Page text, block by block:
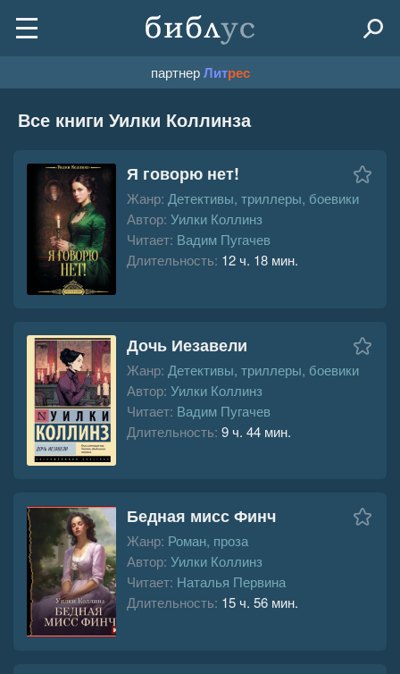
партнерЛитрес
Все книги Уилки Коллинза
Я говорю нет!
Жанр: Детективы, триллеры, боевики
Автор: Уилки Коллинз
Читает: Вадим Пугачев
Длительность: 12 ч. 18 мин.
Дочь Иезавели
Жанр: Детективы, триллеры, боевики
Автор: Уилки Коллинз
Читает: Вадим Пугачев
Длительность: 9 ч. 44 мин.
Бедная мисс Финч
Жанр: Роман, проза
Автор: Уилки Коллинз
Читает: Наталья Первина
Длительность: 15 ч. 56 мин.